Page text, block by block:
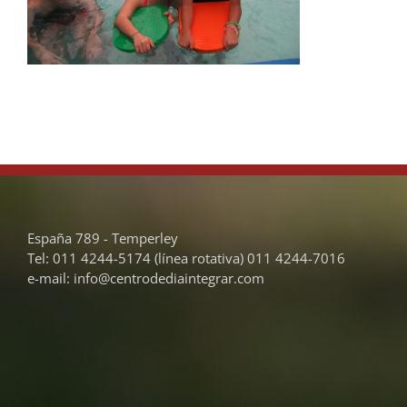
España 789 - Temperley
Tel: 011 4244-5174 (línea rotativa) 011 4244-7016
e-mail: info@centrodediaintegrar.com